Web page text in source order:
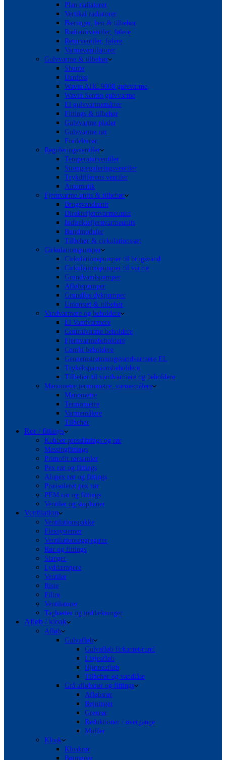
Plan radiatorer
Vertikal radiatorer
Bæringer, ben & tilbehør
Radiatorventiler, følere
Returventiler, følere
Varmeventilatorer
Gulvvarme & tilbehør
Shunte
Danfoss
Wavin AHC 9000 gulvvarme
Wavin Sentio gulvvarme
El gulvvarmemåtter
Fittings & tilbehør
Gulvvarme plader
Gulvvarme rør
Fordelerrør
Reguleringsventiler
Temperaturventiler
Strengreguleringsventiler
Trykdifferens ventiler
Automatik
Fjernvarme units & tilbehør
Brugsvandsunit
Direktefjernvarmeunits
Indirektefjernvarmeunits
Bundmoduler
Tilbehør & cirkulationssæt
Cirkulationspumper
Cirkulationspumper til brugsvand
Cirkulationspumper til varme
Grundvandspumper
Afløbspumper
Grundfos dykpumper
Unionsæt & tilbehør
Vandvarmere og beholdere
El Vandvarmere
Centralvarme beholdere
Fjernvarmebeholdere
Combi beholdere
Gennemstrømningsvandvarmere EL
Trykekspansionsbeholdere
Tilbehør til vandvarmere og beholdere
Manometre,termometre, varmemålere
Manometre
Termometre
Varmemålere
Tilbehør
Rør / fittings
Kobber pressfittings og rør
Messingfittings
Primofit rørsamler
Pex rør og fittings
Alupex rør og fittings
Præisoleret pex rør
PEM rør og fittings
Ventiler og stophaner
Ventilation
Ventilationspakke
Flexsystemer
Ventilationsaggregater
Rør og fittings
Slanger
Lyddæmpere
Ventiler
Riste
Filtre
Ventilatorer
Taghætter og inddækninger
Afløb / kloak
Afløb
Gulvafløb
Gulvafløb firkantet/rund
Linjeafløb
Hjørneafløb
Tilbehør og vandlåse
Grå afløbsrør og fittings
Afløbsrør
Bøjninger
Grenrør
Reduktioner / overgange
Muffer
Kloak
Kloakrør
Bøjninger